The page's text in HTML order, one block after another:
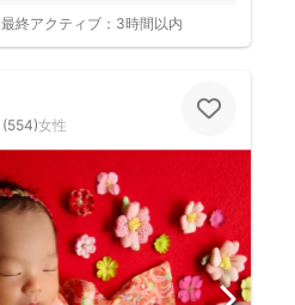
最終アクティブ： 3時間以内
(554)女性